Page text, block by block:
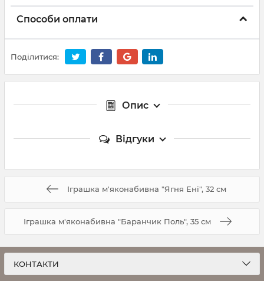
Способи оплати
Поділитися:
Опис
Відгуки
Іграшка м'яконабивна "Ягня Ені", 32 см
Іграшка м'яконабивна "Баранчик Поль", 35 см
КОНТАКТИ